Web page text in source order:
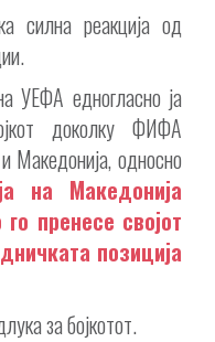
силна реакција од
УЕФА едногласно ја
доколку ФИФА
Македонија, односно
на Македонија
пренесе својот
позиција
за бојкотот.